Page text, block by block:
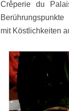
Crêperie du
mit Köstlichkeiten